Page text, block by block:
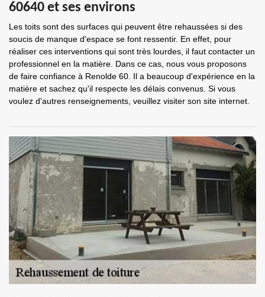
60640 et ses environs
Les toits sont des surfaces qui peuvent être rehaussées si des
soucis de manque d'espace se font ressentir. En effet, pour
réaliser ces interventions qui sont très lourdes, il faut contacter un
professionnel en la matière. Dans ce cas, nous vous proposons
de faire confiance à Renolde 60. Il a beaucoup d'expérience en la
matière et sachez qu'il respecte les délais convenus. Si vous
voulez d'autres renseignements, veuillez visiter son site internet.